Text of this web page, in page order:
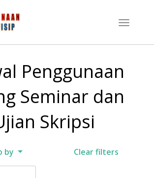
Penggunaan
Seminar dan
Skripsi
by Clear filters